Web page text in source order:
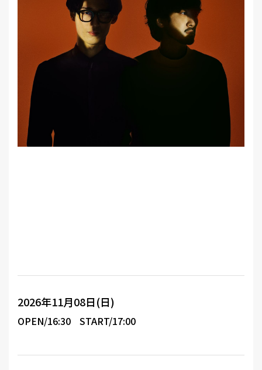
2026年11月08日(日)
OPEN/16:30 START/17:00